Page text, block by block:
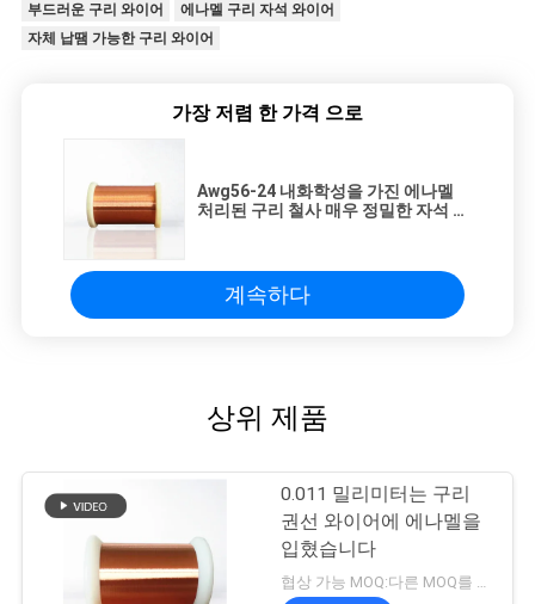
부드러운 구리 와이어
에나멜 구리 자석 와이어
자체 납땜 가능한 구리 와이어
가장 저렴 한 가격 으로
Awg56-24 내화학성을 가진 에나멜
처리된 구리 철사 매우 정밀한 자석 철
계속하다
상위 제품
0.011 밀리미터는 구리
권선 와이어에 에나멜을
입혔습니다
협상 가능 MOQ:다른 MOQ를 가진 다른 유형